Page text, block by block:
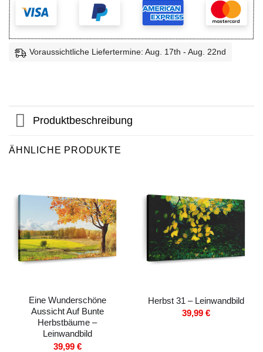
Voraussichtliche Liefertermine: Aug. 17th - Aug. 22nd
Produktbeschreibung
ÄHNLICHE PRODUKTE
Eine Wunderschöne
Aussicht Auf Bunte
Herbstbäume –
Leinwandbild
39,99 €
Herbst 31 – Leinwandbild
39,99 €